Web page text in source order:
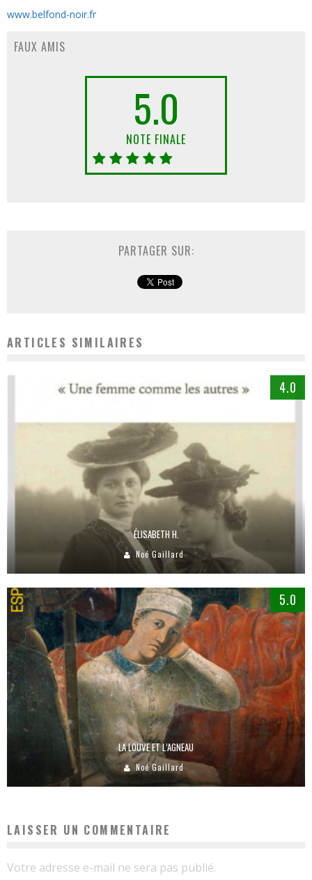
www.belfond-noir.fr
FAUX AMIS
5.0
NOTE FINALE
PARTAGER SUR:
ARTICLES SIMILAIRES
4.0
ÉLISABETH H.
Noé Gaillard
5.0
LA LOUVE ET L’AGNEAU
Noé Gaillard
LAISSER UN COMMENTAIRE
Votre adresse e-mail ne sera pas publié.